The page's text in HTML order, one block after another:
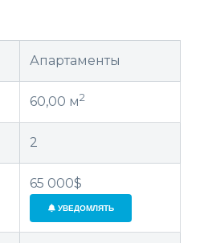
Апартаменты
60,00 м2
2
65 000$
УВЕДОМЛЯТЬ